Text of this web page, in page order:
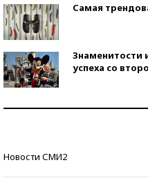
Самая
Знаменитости
успеха со
Новости СМИ2